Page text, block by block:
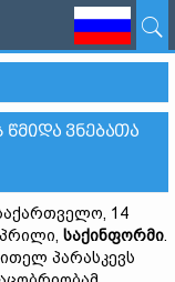
ᲕᲜᲔᲑᲐᲗᲐ
14
საქინფორმი.
პარასკევს